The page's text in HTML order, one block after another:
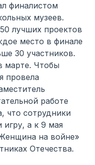
финалистом
музеев.
лучших проектов
место в финале
30 участников.
марте. Чтобы
провела
работе
что сотрудники
игру, а к 9 мая
на войне»
Отечества.